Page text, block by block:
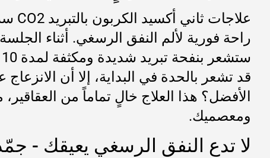
راحة فورية لألم النفق الرسغي. أثناء
قد تشعر بالحدة في البداية، إلا أن
الأفضل؟ هذا العلاج خالٍ تماماً من
ومعصميك.
لا تدع النفق الرسغي يعيقك -